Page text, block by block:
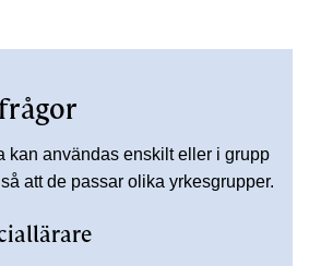
kan användas enskilt eller i grupp
att de passar olika yrkesgrupper.